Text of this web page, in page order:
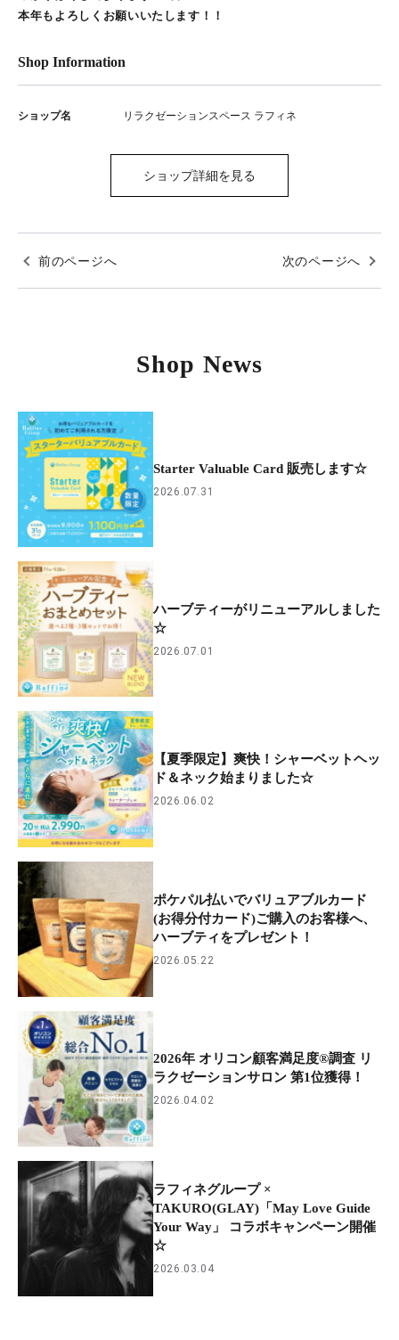
本年もよろしくお願いいたします！！
Shop Information
ショップ名 リラクゼーションスペース ラフィネ
ショップ詳細を見る
前のページへ 次のページへ
Shop News
Starter Valuable Card 販売します☆
2026.07.31
ハーブティーがリニューアルしました
☆
2026.07.01
【夏季限定】爽快！シャーベットヘッ
ド＆ネック始まりました☆
2026.06.02
ポケパル払いでバリュアブルカード
(お得分付カード)ご購入のお客様へ、
ハーブティをプレゼント！
2026.05.22
2026年 オリコン顧客満足度®調査 リ
ラクゼーションサロン 第1位獲得！
2026.04.02
ラフィネグループ ×
TAKURO(GLAY)「May Love Guide
Your Way」 コラボキャンペーン開催
☆
2026.03.04